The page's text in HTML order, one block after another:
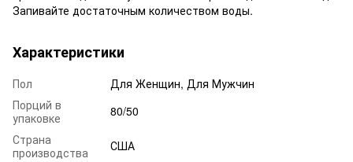
Запивайте достаточным количеством воды.
Характеристики
Пол
Для Женщин, Для Мужчин
Порций в
упаковке
80/50
Страна
производства
США